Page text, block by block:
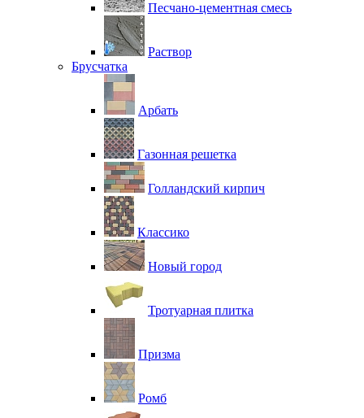
Песчано-цементная смесь
Раствор
Брусчатка
Арбать
Газонная решетка
Голландский кирпич
Классико
Новый город
Тротуарная плитка
Призма
Ромб